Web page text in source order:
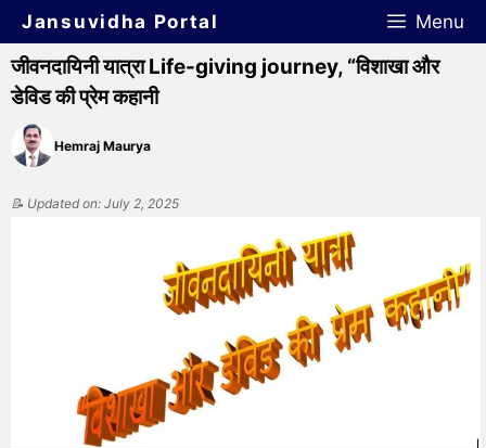
Jansuvidha Portal Menu
जीवनदायिनी यात्रा Life-giving journey, “विशाखा और
डेविड की प्रेम कहानी
Hemraj Maurya
📝 Updated on: July 2, 2025